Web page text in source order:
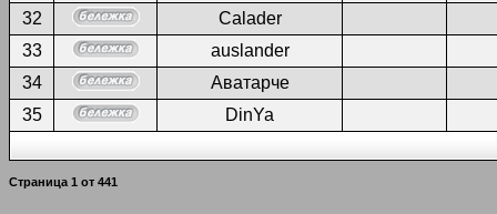
32
Calader
33
auslander
34
Аватарче
35
DinYa
Страница 1 от 441